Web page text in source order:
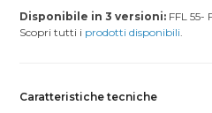
Disponibile in 3 versioni: FFL 55-
Scopri tutti i prodotti disponibili.
Caratteristiche tecniche